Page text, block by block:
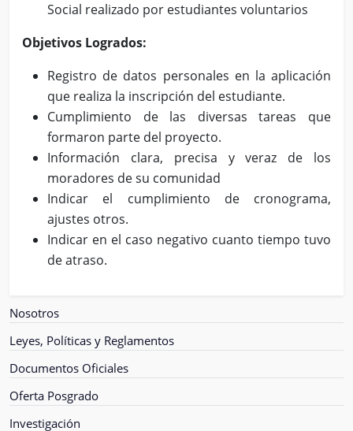
Nosotros
Leyes, Políticas y Reglamentos
Documentos Oficiales
Oferta Posgrado
Investigación
Social realizado por estudiantes voluntarios
Objetivos Logrados:
Registro de datos personales en la aplicación
que realiza la inscripción del estudiante.
Cumplimiento de las diversas tareas que
formaron parte del proyecto.
Información clara, precisa y veraz de los
moradores de su comunidad
Indicar el cumplimiento de cronograma,
ajustes otros.
Indicar en el caso negativo cuanto tiempo tuvo
de atraso.